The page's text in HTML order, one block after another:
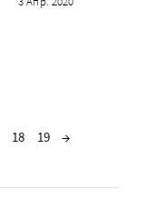
18 19 →